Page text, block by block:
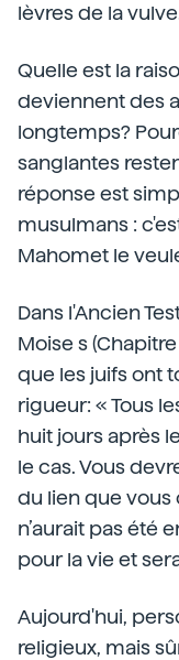
lèvres de la
Quelle est la
deviennent des
longtemps?
sanglantes
réponse est
musulmans :
Mahomet le
Dans l'Ancien
Moise s (Chapitre
que les juifs ont
rigueur: « Tous
huit jours après
le cas. Vous
du lien que vous
n’aurait pas été
pour la vie et
Aujourd'hui,
religieux, mais